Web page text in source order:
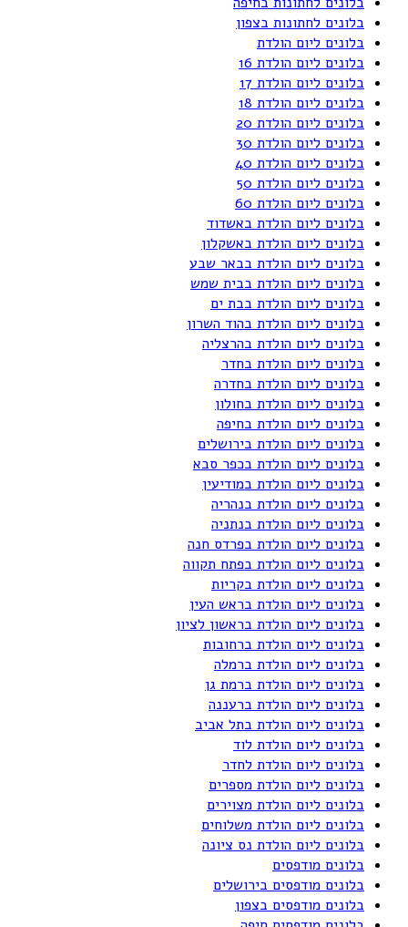
בלונים לחתונות בצפון
בלונים ליום הולדת
בלונים ליום הולדת 16
בלונים ליום הולדת 17
בלונים ליום הולדת 18
בלונים ליום הולדת 20
בלונים ליום הולדת 30
בלונים ליום הולדת 40
בלונים ליום הולדת 50
בלונים ליום הולדת 60
בלונים ליום הולדת באשדוד
בלונים ליום הולדת באשקלון
בלונים ליום הולדת בבאר שבע
בלונים ליום הולדת בבית שמש
בלונים ליום הולדת בבת ים
בלונים ליום הולדת בהוד השרון
בלונים ליום הולדת בהרצליה
בלונים ליום הולדת בחדר
בלונים ליום הולדת בחדרה
בלונים ליום הולדת בחולון
בלונים ליום הולדת בחיפה
בלונים ליום הולדת בירושלים
בלונים ליום הולדת בכפר סבא
בלונים ליום הולדת במודיעין
בלונים ליום הולדת בנהריה
בלונים ליום הולדת בנתניה
בלונים ליום הולדת בפרדס חנה
בלונים ליום הולדת בפתח תקווה
בלונים ליום הולדת בקריות
בלונים ליום הולדת בראש העין
בלונים ליום הולדת בראשון לציון
בלונים ליום הולדת ברחובות
בלונים ליום הולדת ברמלה
בלונים ליום הולדת ברמת גן
בלונים ליום הולדת ברעננה
בלונים ליום הולדת בתל אביב
בלונים ליום הולדת לוד
בלונים ליום הולדת לחדר
בלונים ליום הולדת מספרים
בלונים ליום הולדת מצוירים
בלונים ליום הולדת משלוחים
בלונים ליום הולדת נס ציונה
בלונים מודפסים
בלונים מודפסים בירושלים
בלונים מודפסים בצפון